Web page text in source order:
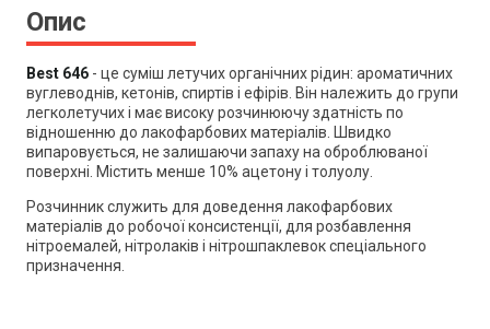
Опис
Best 646 - це суміш летучих органічних рідин: ароматичних
вуглеводнів, кетонів, спиртів і ефірів. Він належить до групи
легколетучих і має високу розчинюючу здатність по
відношенню до лакофарбових матеріалів. Швидко
випаровується, не залишаючи запаху на оброблюваної
поверхні. Містить менше 10% ацетону і толуолу.
Розчинник служить для доведення лакофарбових
матеріалів до робочої консистенції, для розбавлення
нітроемалей, нітролаків і нітрошпаклевок спеціального
призначення.